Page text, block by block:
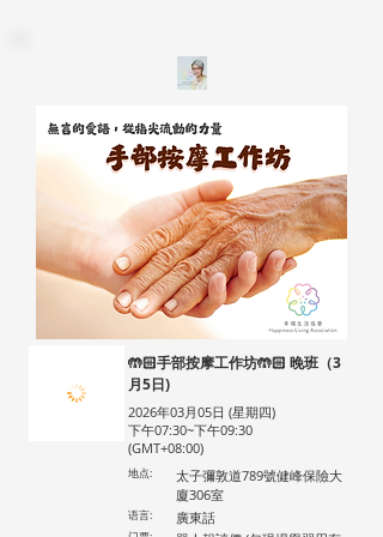
🤲🏻手部按摩工作坊🤲🏻 晚班（3
月5日)
2026年03月05日 (星期四)
下午07:30~下午09:30
(GMT+08:00)
地点:
太子彌敦道789號健峰保險大
廈306室
语言: 廣東話